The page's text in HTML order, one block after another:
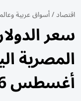
اقتصاد/أسواق عربية
سعر
أغسطس 2026